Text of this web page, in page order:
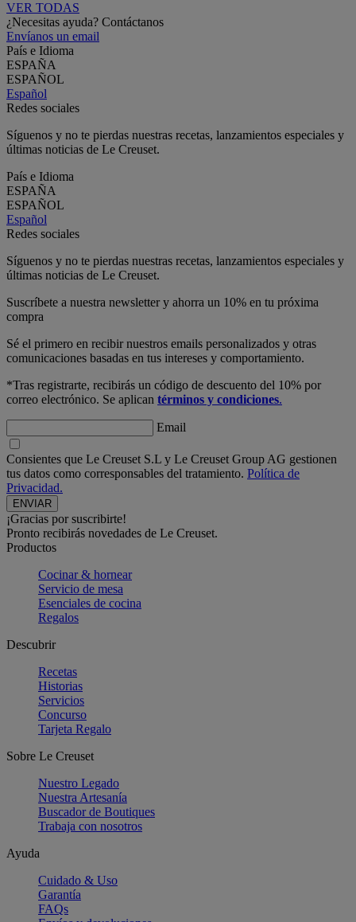
VER TODAS
¿Necesitas ayuda? Contáctanos
Envíanos un email
País e Idioma
ESPAÑA
ESPAÑOL
Español
Redes sociales
Síguenos y no te pierdas nuestras recetas, lanzamientos especiales y
últimas noticias de Le Creuset.
País e Idioma
ESPAÑA
ESPAÑOL
Español
Redes sociales
Síguenos y no te pierdas nuestras recetas, lanzamientos especiales y
últimas noticias de Le Creuset.
Suscríbete a nuestra newsletter y ahorra un 10% en tu próxima
compra
Sé el primero en recibir nuestros emails personalizados y otras
comunicaciones basadas en tus intereses y comportamiento.
*Tras registrarte, recibirás un código de descuento del 10% por
correo electrónico. Se aplican términos y condiciones.
Email
Consientes que Le Creuset S.L y Le Creuset Group AG gestionen
tus datos como corresponsables del tratamiento. Política de
Privacidad.
¡Gracias por suscribirte!
Pronto recibirás novedades de Le Creuset.
Productos
Cocinar & hornear
Servicio de mesa
Esenciales de cocina
Regalos
Descubrir
Recetas
Historias
Servicios
Concurso
Tarjeta Regalo
Sobre Le Creuset
Nuestro Legado
Nuestra Artesanía
Buscador de Boutiques
Trabaja con nosotros
Ayuda
Cuidado & Uso
Garantía
FAQs